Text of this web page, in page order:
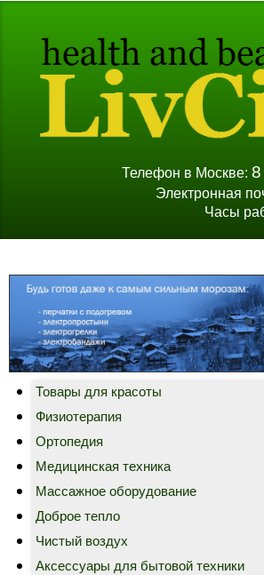
Телефон в Москве:
Электронная
Часы
Товары для красоты
Физиотерапия
Ортопедия
Медицинская техника
Массажное оборудование
Доброе тепло
Чистый воздух
Аксессуары для бытовой техники